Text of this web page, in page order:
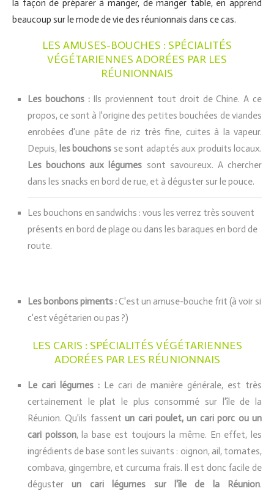
la façon de préparer à manger, de manger table, en apprend
beaucoup sur le mode de vie des réunionnais dans ce cas.
LES AMUSES-BOUCHES : SPÉCIALITÉS
VÉGÉTARIENNES ADORÉES PAR LES
RÉUNIONNAIS
Les bouchons :Ils proviennent tout droit de Chine. A ce
propos, ce sont à l'origine des petites bouchées de viandes
enrobées d'une pâte de riz très fine, cuites à la vapeur.
Depuis, les bouchons se sont adaptés aux produits locaux.
Les bouchons aux légumes sont savoureux. A chercher
dans les snacks en bord de rue, et à déguster sur le pouce.
Les bouchons en sandwichs : vous les verrez très souvent
présents en bord de plage ou dans les baraques en bord de
route.
Les bonbons piments :C'est un amuse-bouche frit (à voir si
c'est végétarien ou pas ?)
LES CARIS : SPÉCIALITÉS VÉGÉTARIENNES
ADORÉES PAR LES RÉUNIONNAIS
Le cari légumes : Le cari de manière générale, est très
certainement le plat le plus consommé sur l'île de la
Réunion. Qu'ils fassentun cari poulet, un cari porc ou un
cari poisson, la base est toujours la même. En effet, les
ingrédients de base sont les suivants : oignon, ail, tomates,
combava, gingembre, et curcuma frais. Il est donc facile de
dégusterun cari légumes sur l'île de la Réunion.